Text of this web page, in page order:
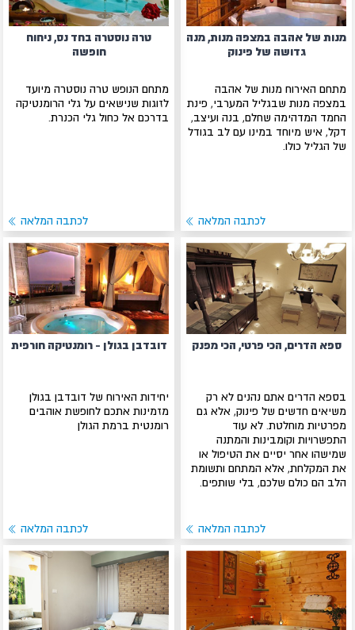
מנות של אהבה במצפה מנות, מנה
גדושה של פינוק
מתחם האירוח מנות של אהבה
במצפה מנות שבגליל המערבי, פינת
החמד המדהימה שחלם, בנה ועיצב,
דקל, איש מיוחד במינו עם לב בגודל
של הגליל כולו.
לכתבה המלאה
טרה נוסטרה בחד נס, ניחוח
חופשה
מתחם הנופש טרה נוסטרה מיועד
לזוגות שנישאים על גלי הרומנטיקה
בדרכם אל כחול גלי הכנרת.
לכתבה המלאה
ספא הדרים, הכי פרטי, הכי מפנק
בספא הדרים אתם נהנים לא רק
משיאים חדשים של פינוק, אלא גם
מפרטיות מוחלטת. לא עוד
התפשרויות וקומבינות והמתנה
שמישהו אחר יסיים את הטיפול או
את המקלחת, אלא המתחם ותשומת
הלב הם כולם שלכם, בלי שותפים.
לכתבה המלאה
דובדבן בגולן - רומנטיקה חורפית
יחידות האירוח של דובדבן בגולן
מזמינות אתכם לחופשת אוהבים
רומנטית ברמת הגולן
לכתבה המלאה